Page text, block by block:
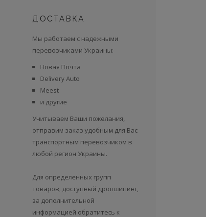
ДОСТАВКА
Мы работаем с надежными
перевозчиками Украины:
Новая Почта
Delivery Auto
Meest
и другие
Учитываем Ваши пожелания,
отправим заказ удобным для Вас
транспортным перевозчиком в
любой регион Украины.
Для определенных групп
товаров, доступный дропшипинг,
за дополнительной
информацией обратитесь к